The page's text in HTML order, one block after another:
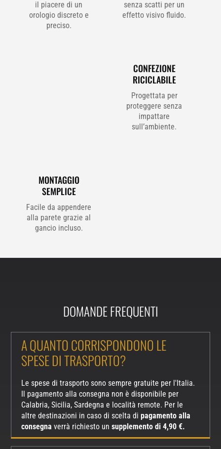
il piacere di un
orologio discreto e
preciso.
senza scatti per un
effetto visivo fluido.
CONFEZIONE
RICICLABILE
Progettata per
proteggere senza
impattare
sull’ambiente.
MONTAGGIO
SEMPLICE
Facile da appendere
alla parete grazie al
gancio incluso.
DOMANDE FREQUENTI
A QUANTO CORRISPONDONO LE
SPESE DI TRASPORTO?
Le spese di trasporto sono sempre gratuite per l'Italia.
Il pagamento alla consegna non è disponibile per
Calabria, Sicilia, Sardegna e località remote. Per le
altre destinazioni in caso di scelta dipagamento alla
consegna verrà richiesto unsupplemento di 4,90 €.